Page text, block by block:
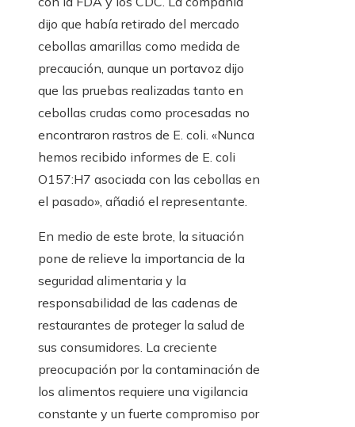
dijo que había retirado del mercado
cebollas amarillas como medida de
precaución, aunque un portavoz dijo
que las pruebas realizadas tanto en
cebollas crudas como procesadas no
encontraron rastros de E. coli. «Nunca
hemos recibido informes de E. coli
O157:H7 asociada con las cebollas en
el pasado», añadió el representante.
En medio de este brote, la situación
pone de relieve la importancia de la
seguridad alimentaria y la
responsabilidad de las cadenas de
restaurantes de proteger la salud de
sus consumidores. La creciente
preocupación por la contaminación de
los alimentos requiere una vigilancia
constante y un fuerte compromiso por